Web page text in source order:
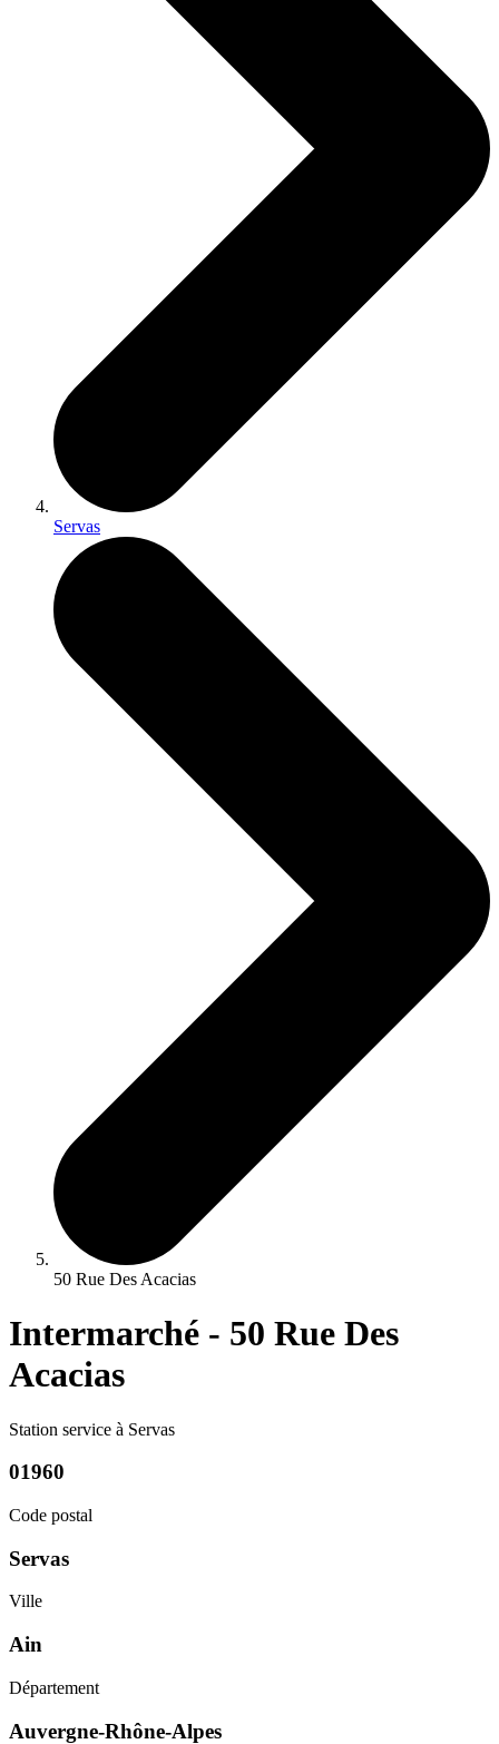
Servas
50 Rue Des Acacias
Intermarché - 50 Rue Des
Acacias
Station service à Servas
01960
Code postal
Servas
Ville
Ain
Département
Auvergne-Rhône-Alpes